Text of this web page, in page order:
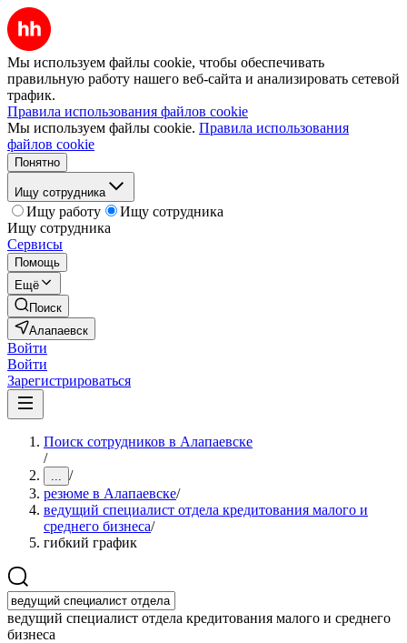
Мы используем файлы cookie, чтобы обеспечивать
правильную работу нашего веб-сайта и анализировать сетевой
трафик.
Правила использования файлов cookie
Мы используем файлы cookie. Правила использования
файлов cookie
Понятно
Ищу сотрудника
Ищу работу
Ищу сотрудника
Ищу сотрудника
Сервисы
Помощь
Ещё
Поиск
Алапаевск
Войти
Войти
Зарегистрироваться
Поиск сотрудников в Алапаевске
/
... /
резюме в Алапаевске/
ведущий специалист отдела кредитования малого и
среднего бизнеса/
гибкий график
ведущий специалист отдела кредитования малого и среднего
бизнеса